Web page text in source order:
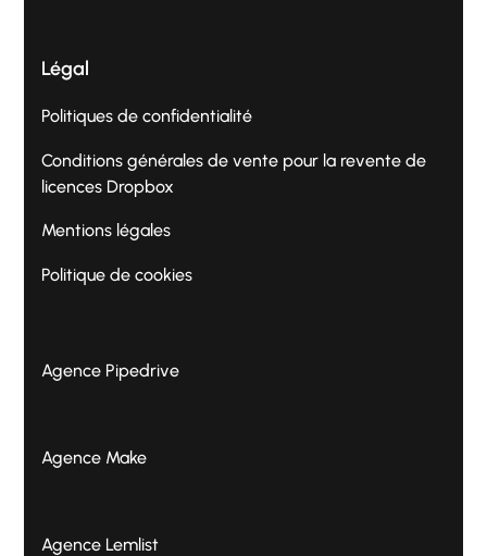
Légal
Politiques de confidentialité
Conditions générales de vente pour la revente de
licences Dropbox
Mentions légales
Politique de cookies
Agence Pipedrive
Agence Make
Agence Lemlist